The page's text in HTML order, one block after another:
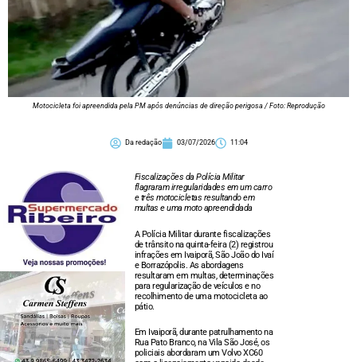
Motocicleta foi apreendida pela PM após denúncias de direção perigosa / Foto: Reprodução
Da redação 03/07/2026 11:04
Fiscalizações da Polícia Militar
flagraram irregularidades em um carro
e três motocicletas resultando em
multas e uma moto apreendidada
A Polícia Militar durante fiscalizações
de trânsito na quinta-feira (2) registrou
infrações em Ivaiporã, São João do Ivaí
e Borrazópolis. As abordagens
resultaram em multas, determinações
para regularização de veículos e no
recolhimento de uma motocicleta ao
pátio.
Em Ivaiporã, durante patrulhamento na
Rua Pato Branco, na Vila São José, os
policiais abordaram um Volvo XC60